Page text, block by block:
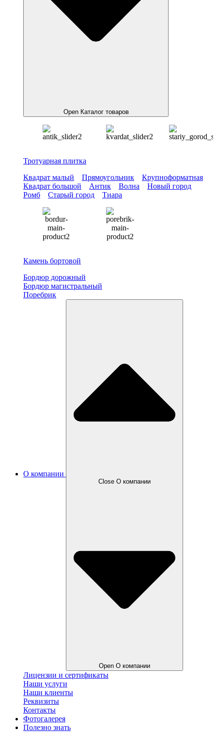
Open Каталог товаров
Тротуарная плитка
Квадрат малый
Прямоугольник
Крупноформатная
Квадрат большой
Антик Волна
Новый город
Ромб
Старый город Тиара
Камень бортовой
Бордюр дорожный
Бордюр магистральный
Поребрик
О компании
Close О компании
Open О компании
Лицензии и сертификаты
Наши услуги
Наши клиенты
Реквизиты
Контакты
Фотогалерея
Полезно знать